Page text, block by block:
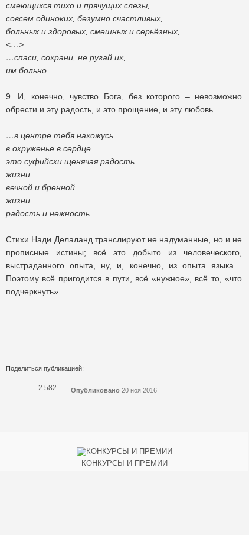
смеющихся тихо и прячущих слезы,
совсем одиноких, безумно счастливых,
больных и здоровых, смешных и серьёзных,
<…>
…спаси, сохрани, не ругай их,
им больно.
9. И, конечно, чувство Бога, без которого – невозможно
обрести и эту радость, и это прощение, и эту любовь.
…в центре тебя нахожусь
в окруженье в сердце
это суфийски щенячая радость
жизни
вечной и бренной
жизни
радость и нежность
Стихи Нади Делаланд транслируют не надуманные, но и не
прописные истины; всё это добыто из человеческого,
выстраданного опыта, ну, и, конечно, из опыта языка…
Поэтому всё пригодится в пути, всё «нужное», всё то, «что
подчеркнуть».
Поделиться публикацией:
2 582 Опубликовано 20 ноя 2016
КОНКУРСЫ И ПРЕМИИ